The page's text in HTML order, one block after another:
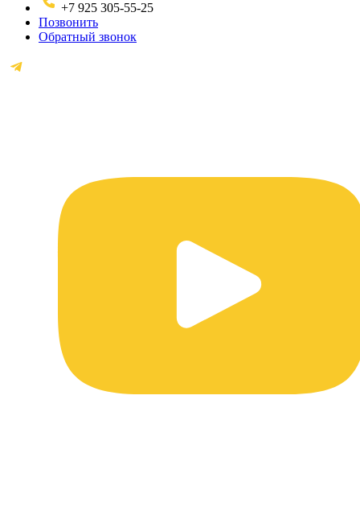
+7 925 305-55-25
Позвонить
Обратный звонок